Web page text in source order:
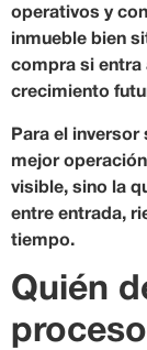
operativos y
inmueble bien
compra si entra
crecimiento
Para el
mejor
visible, sino la
entre entrada,
tiempo.
Quién
proceso